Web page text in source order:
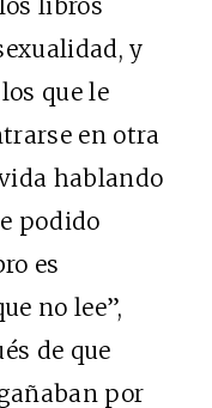
libros
y
que le
en otra
hablando
podido
es
no lee”,
de que
por